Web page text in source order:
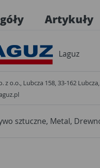
Artykuły
Laguz
z o.o., Lubcza 158, 33-162 Lubcza,
sztuczne, Metal,